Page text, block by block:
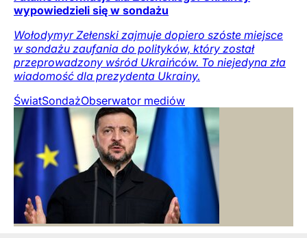
wypowiedzieli się w sondażu
Wołodymyr Zełenski zajmuje dopiero szóste miejsce
w sondażu zaufania do polityków, który został
przeprowadzony wśród Ukraińców. To niejedyna zła
wiadomość dla prezydenta Ukrainy.
ŚwiatSondażObserwator mediów